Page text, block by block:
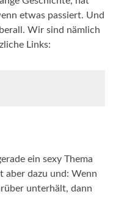
etwas passiert. Und
Wir sind nämlich
Links:
ein sexy Thema
aber dazu und: Wenn
unterhält, dann